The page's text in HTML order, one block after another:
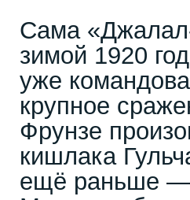
Сама
зимой 1920
уже
крупное
Фрунзе
кишлака
ещё раньше —